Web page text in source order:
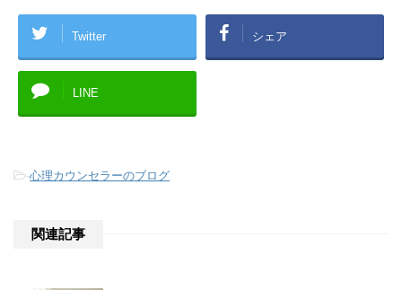
Twitter シェア
LINE
-心理カウンセラーのブログ
関連記事